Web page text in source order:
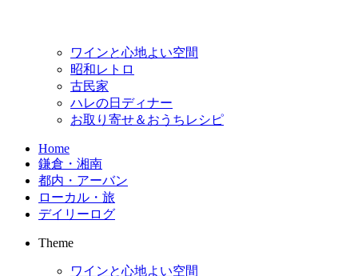
ワインと心地よい空間
昭和レトロ
古民家
ハレの日ディナー
お取り寄せ＆おうちレシピ
Home
鎌倉・湘南
都内・アーバン
ローカル・旅
デイリーログ
Theme
ワインと心地よい空間